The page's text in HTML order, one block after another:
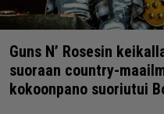
Guns N’ Rosesin
suoraan country-
kokoonpano suoriutui